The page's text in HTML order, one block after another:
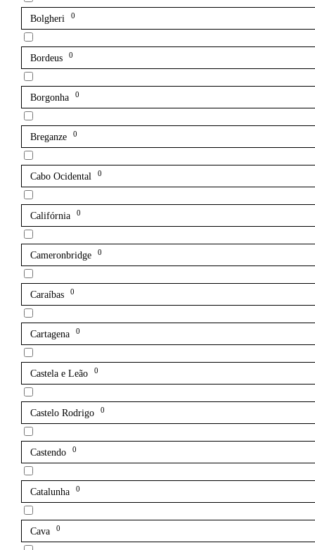
Bolgheri 0
Bordeus 0
Borgonha 0
Breganze 0
Cabo Ocidental 0
Califórnia 0
Cameronbridge 0
Caraíbas 0
Cartagena 0
Castela e Leão 0
Castelo Rodrigo 0
Castendo 0
Catalunha 0
Cava 0